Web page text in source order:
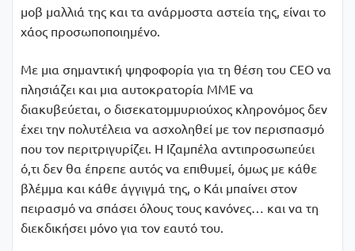
µοβ µαλλιά της και τα ανάρµοστα αστεία της, είναι το
χάος προσωποποιηµένο.
Με µια σηµαντική ψηφοφορία για τη θέση του CEO να
πλησιάζει και µια αυτοκρατορία ΜΜΕ να
διακυβεύεται, ο δισεκατοµµυριούχος κληρονόµος δεν
έχει την πολυτέλεια να ασχοληθεί µε τον περισπασµό
που τον περιτριγυρίζει. Η Ιζαµπέλα αντιπροσωπεύει
ό,τι δεν θα έπρεπε αυτός να επιθυµεί, όµως µε κάθε
βλέµµα και κάθε άγγιγµά της, ο Κάι µπαίνει στον
πειρασµό να σπάσει όλους τους κανόνες… και να τη
διεκδικήσει µόνο για τον εαυτό του.